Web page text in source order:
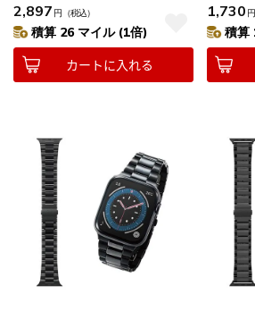
2,897 円 （税込）
積算 26 マイル (1倍)
カートに入れる
1,730 円
積算